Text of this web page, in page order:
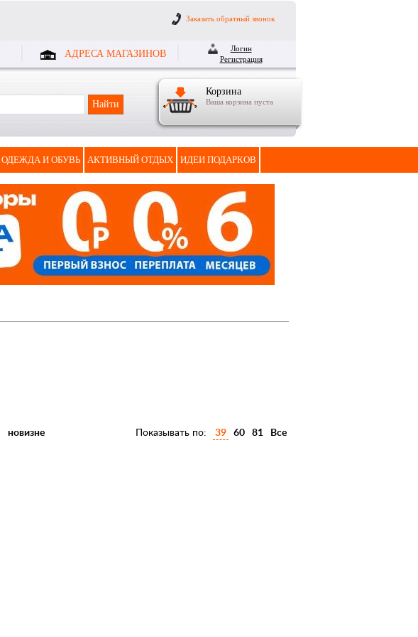
Заказать обратный звонок
АДРЕСА МАГАЗИНОВ
Логин
Регистрация
Корзина
Ваша корзина пуста
ОДЕЖДА И ОБУВЬ АКТИВНЫЙ ОТДЫХ ИДЕИ ПОДАРКОВ
новизне Показывать по: 39 60 81 Все